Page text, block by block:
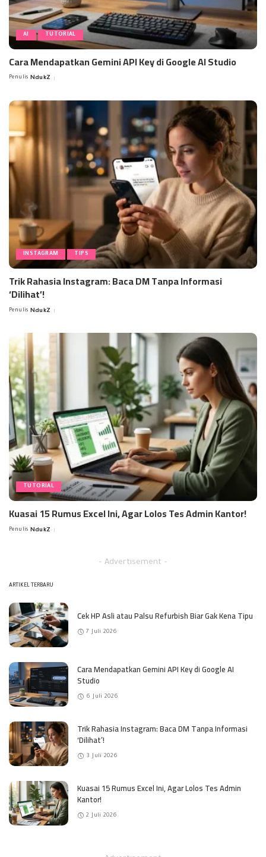
AI TUTORIAL
Cara Mendapatkan Gemini API Key di Google AI Studio
Posted
Penulis NdukZ
INSTAGRAM TIPS
Trik Rahasia Instagram: Baca DM Tanpa Informasi
‘Dilihat’!
Posted
Penulis NdukZ
TUTORIAL
Kuasai 15 Rumus Excel Ini, Agar Lolos Tes Admin Kantor!
Posted
Penulis NdukZ
– Advertisement –
ARTIKEL TERBARU
Cek HP Asli atau Palsu Refurbish Biar Gak Kena Tipu
7 Juli 2026
Cara Mendapatkan Gemini API Key di Google AI
Studio
6 Juli 2026
Trik Rahasia Instagram: Baca DM Tanpa Informasi
‘Dilihat’!
3 Juli 2026
Kuasai 15 Rumus Excel Ini, Agar Lolos Tes Admin
Kantor!
2 Juli 2026